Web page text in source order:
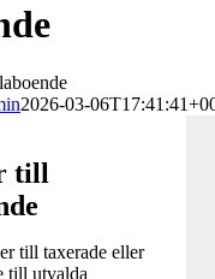
2026-03-
till
till taxerade eller
till utvalda